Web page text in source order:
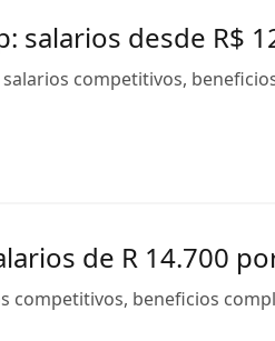
salarios desde R$
competitivos,
de R 14.700
competitivos, beneficios